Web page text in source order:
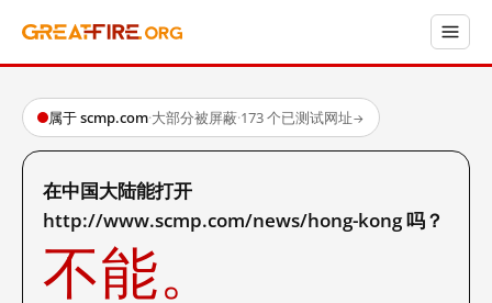
属于 scmp.com·大部分被屏蔽·173 个已测试网址→
在中国大陆能打开
http://www.scmp.com/news/hong-kong 吗？
不能。